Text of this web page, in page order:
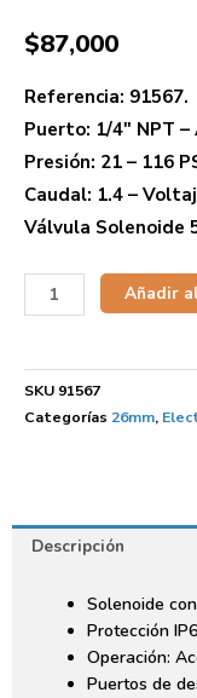
$87,000
Referencia:
Puerto: 1/4″ NPT
Presión: 21 – 116
Caudal: 1.4 –
Válvula Solenoide
Añadir
SKU 91567
Categorías 26mm,
Descripción
Solenoide
Protección
Operación:
Puertos de